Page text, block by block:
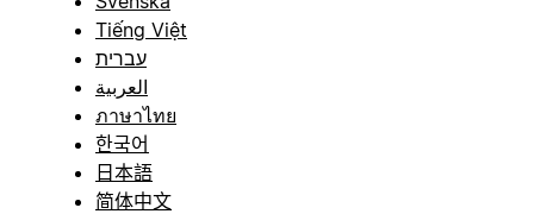
Tiếng Việt
עברית
العربية
ภาษาไทย
한국어
日本語
简体中文